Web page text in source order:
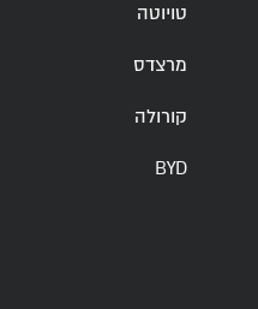
טויוטה
מרצדס
קורולה
BYD